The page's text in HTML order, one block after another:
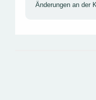
Änderungen an der